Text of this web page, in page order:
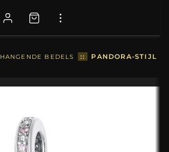
HANGENDE BEDELS :: PANDORA-STIJL